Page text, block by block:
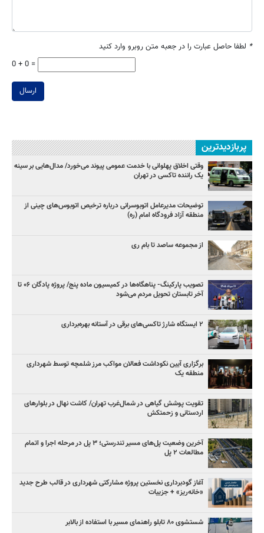
* لطفا حاصل عبارت را در جعبه متن روبرو وارد کنید
0 + 0 =
ارسال
پربازدیدترین
وقتی اخلاق پهلوانی با خدمت عمومی پیوند می‌خورد/ مدال‌هایی بر سینه
یک راننده تاکسی در تهران
توضیحات مدیرعامل اتوبوسرانی درباره ترخیص اتوبوس‌های چینی از
منطقه آزاد فرودگاه امام (ره)
از مجموعه ساصد تا بام ری
تصویب پارکینگ- پناهگاه‌ها در کمیسیون ماده پنج/ پروژه پادگان ۰۶ تا
آخر تابستان تحویل مردم می‌شود
۲ ایستگاه شارژ تاکسی‌های برقی در آستانه بهره‌برداری
برگزاری آیین نکوداشت فعالان مواکب مرز شلمچه توسط شهرداری
منطقه یک
تقویت پوشش گیاهی در شمال‌غرب تهران/ کاشت نهال در بلوارهای
اردستانی و زحمتکش
آخرین وضعیت پل‌های مسیر تندرستی؛ ۳ پل در مرحله اجرا و اتمام
مطالعات ۲ پل
آغاز گودبرداری نخستین پروژه مشارکتی شهرداری در قالب طرح جدید
«خانه‌ریز» + جزییات
شستشوی ۸۰ تابلو راهنمای مسیر با استفاده از بالابر